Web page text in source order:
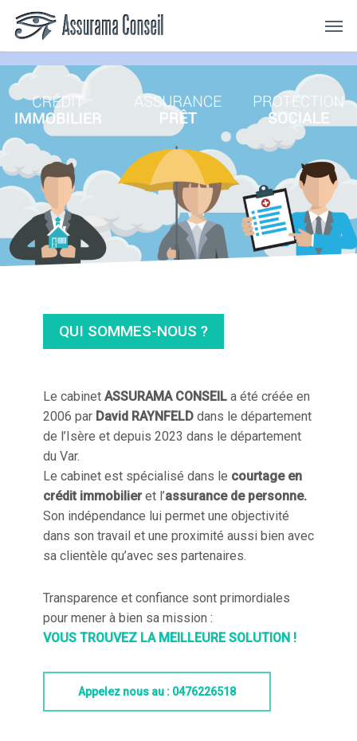
main
content
QUI SOMMES-NOUS ?
Le cabinet ASSURAMA CONSEILa été créée en
2006 par David RAYNFELDdans le département
de l’Isère et depuis 2023 dans le département
du Var.
Le cabinet est spécialisé dans le courtage en
crédit immobilieret l’assurance de personne.
Son indépendance lui permet une objectivité
dans son travail et une proximité aussi bien avec
sa clientèle qu’avec ses partenaires.
Transparence et confiance sont primordiales
pour mener à bien sa mission :
VOUS TROUVEZ LA MEILLEURE SOLUTION !
Appelez nous au : 0476226518